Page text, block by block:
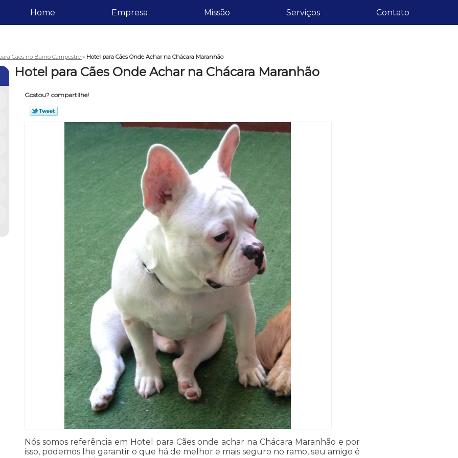
Home Empresa Missão Serviços Contato
Cães no Bairro Campestre » Hotel para Cães Onde Achar na Chácara Maranhão
Hotel para Cães Onde Achar na Chácara Maranhão
Gostou? compartilhe!
Nós somos referência em Hotel para Cães onde achar na Chácara Maranhão e por
isso, podemos lhe garantir o que há de melhor e mais seguro no ramo, seu amigo é